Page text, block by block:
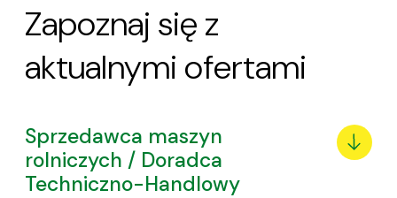
Zapoznaj się z
aktualnymi ofertami
Sprzedawca maszyn
rolniczych / Doradca
Techniczno-Handlowy